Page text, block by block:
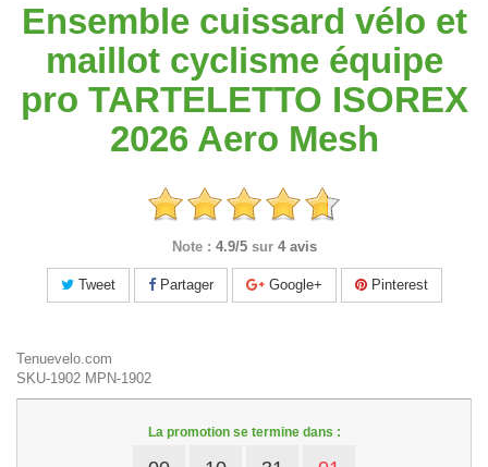
Ensemble cuissard vélo et
maillot cyclisme équipe
pro TARTELETTO ISOREX
2026 Aero Mesh
Note : 4.9/5 sur 4 avis
Tweet Partager Google+ Pinterest
Tenuevelo.com
SKU-1902 MPN-1902
La promotion se termine dans :